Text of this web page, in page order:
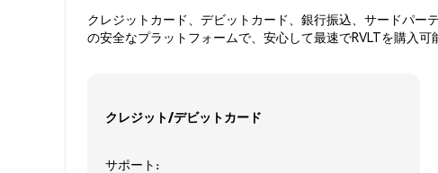
クレジットカード、デビットカード、銀行振込、サードパ
の安全なプラットフォームで、安心して最速でRVLTを購入可
クレジット/デビットカード
サポート: